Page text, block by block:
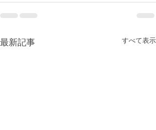
最新記事 すべて表示